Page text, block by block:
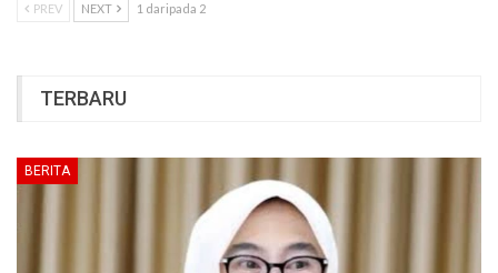
PREV NEXT 1 daripada 2
TERBARU
BERITA